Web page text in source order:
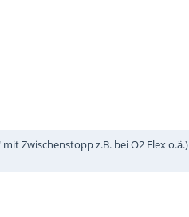
Zwischenstopp z.B. bei O2 Flex o.ä.)